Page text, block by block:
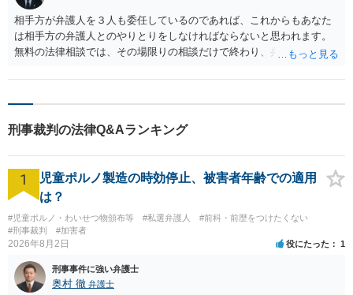
相手方が弁護人を３人も委任しているのであれば、これからもあなた
は相手方の弁護人とのやりとりをしなければならないと思われます。
無料の法律相談では、その場限りの相談だけで終わり、弁護士が相手
を誤れば、無責任なその場限りの話で終始し、あなたの判断に適切な
十分だったら、反省の情が感じられず、処罰を求めたいと思いません
んだ方が良いです。ただ、あなたは、大学生とのことですから、十分
な資力がないと思います。手持ちの現金や預貯金の合計が３００万円
す。）、法テラスに相談し、犯罪被害者に対する日弁連委託援助を申
し込むことができます。そうすれば、法テラスが被害者精通弁護士を
すが、事件が終わった時に、あなたが多額の示談金を入手するなど、
あなたの資力が十分にならない限り、償還する必要もありませ
刑事裁判の法律Q&Aランキング
1
児童ポルノ製造の時効停止、被害者年齢での適用
は？
#児童ポルノ・わいせつ物頒布等 #私選弁護人
#前科・前歴をつけたくない
#刑事裁判
#加害者
2026年8月2日 役にたった 1
刑事事件に強い弁護士
奥村 徹 弁護士